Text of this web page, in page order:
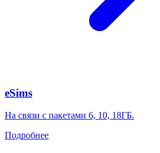
eSims
На связи с пакетами 6, 10, 18ГБ.
Подробнее